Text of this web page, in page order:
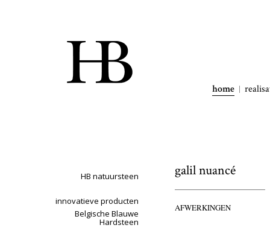
home
HB natuursteen
innovatieve producten
Belgische Blauwe
Hardsteen
galil nuancé
AFWERKINGEN